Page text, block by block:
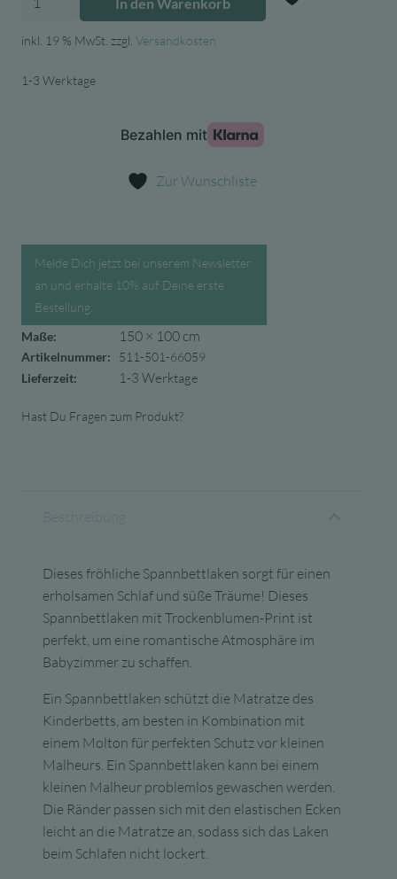
Spannbettlaken
Jersey
-
inkl. 19 % MwSt. zzgl. Versandkosten
1-3 Werktage
Zur Wunschliste
Melde Dich jetzt bei unserem Newsletter
an und erhalte 10% auf Deine erste
Bestellung.
Maße:
150 × 100 cm
Artikelnummer:
511-501-66059
Lieferzeit:
1-3 Werktage
Hast Du Fragen zum Produkt?
Beschreibung
Dieses fröhliche Spannbettlaken sorgt für einen
erholsamen Schlaf und süße Träume! Dieses
Spannbettlaken mit Trockenblumen-Print ist
perfekt, um eine romantische Atmosphäre im
Babyzimmer zu schaffen.
Ein Spannbettlaken schützt die Matratze des
Kinderbetts, am besten in Kombination mit
einem Molton für perfekten Schutz vor kleinen
Malheurs. Ein Spannbettlaken kann bei einem
kleinen Malheur problemlos gewaschen werden.
Die Ränder passen sich mit den elastischen Ecken
leicht an die Matratze an, sodass sich das Laken
beim Schlafen nicht lockert.